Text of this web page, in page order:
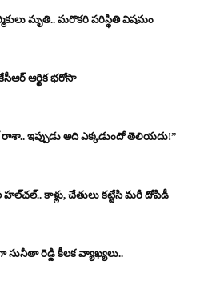
మృతి.. మరొకరి పరిస్థితి విషమం
కేసీఆర్ ఆర్థిక భరోసా
ఇప్పుడు అది ఎక్కడుందో తెలియదు!”
కాళ్లు, చేతులు కట్టేసి మరీ దోపిడీ
రెడ్డి కీలక వ్యాఖ్యలు..